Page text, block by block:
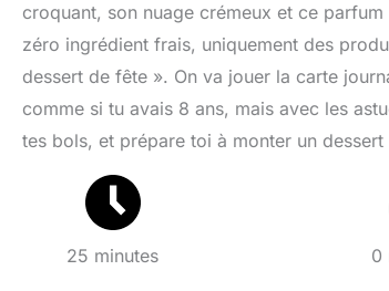
croquant, son nuage crémeux et ce
zéro ingrédient frais, uniquement des
dessert de fête ». On va jouer la carte
comme si tu avais 8 ans, mais avec les
tes bols, et prépare toi à monter un
25 minutes 0